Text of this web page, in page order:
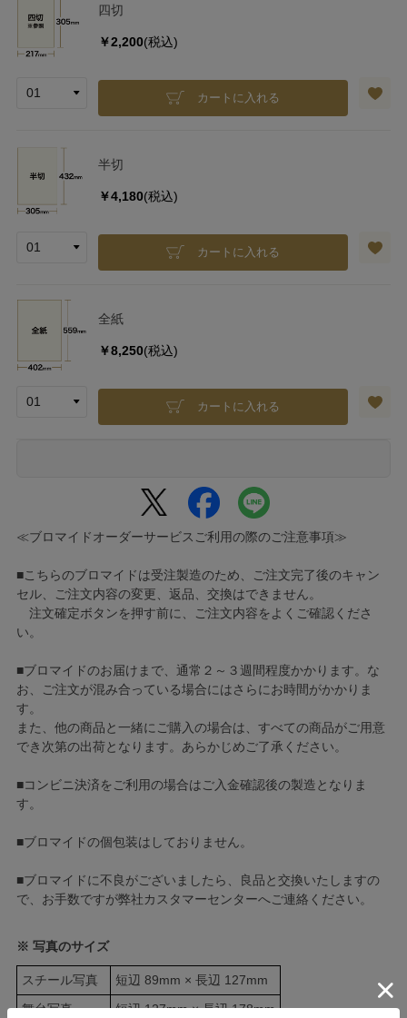
四切
￥2,200(税込)
カートに入れる
半切
￥4,180(税込)
カートに入れる
全紙
￥8,250(税込)
カートに入れる
≪ブロマイドオーダーサービスご利用の際のご注意事項≫
■こちらのブロマイドは受注製造のため、ご注文完了後のキャン
セル、ご注文内容の変更、返品、交換はできません。
注文確定ボタンを押す前に、ご注文内容をよくご確認くださ
い。
■ブロマイドのお届けまで、通常２～３週間程度かかります。な
お、ご注文が混み合っている場合にはさらにお時間がかかりま
す。
また、他の商品と一緒にご購入の場合は、すべての商品がご用意
でき次第の出荷となります。あらかじめご了承ください。
■コンビニ決済をご利用の場合はご入金確認後の製造となりま
す。
■ブロマイドの個包装はしておりません。
■ブロマイドに不良がございましたら、良品と交換いたしますの
で、お手数ですが弊社カスタマーセンターへご連絡ください。
※ 写真のサイズ
スチール写真
短辺 89mm × 長辺 127mm
舞台写真
短辺 127mm × 長辺 178mm